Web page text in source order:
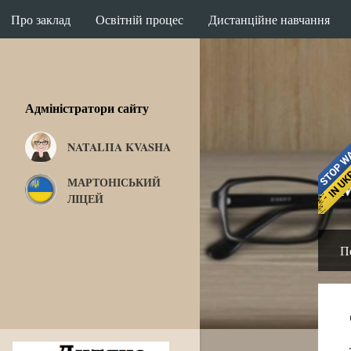
Вас вітає
П
у
б
Адміністратори сайту
NATALIIA KVASHA
МАРТОНІСЬКИЙ
ЛІЦЕЙ
Про заклад Освітній процес Дистанційне навчання